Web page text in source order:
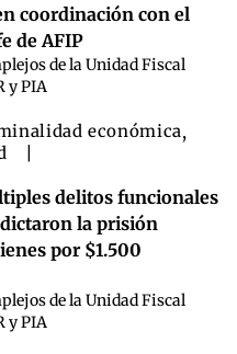
coordinación con el
de AFIP
de la Unidad Fiscal
y PIA
económica,
delitos funcionales
la prisión
por $1.500
de la Unidad Fiscal
y PIA